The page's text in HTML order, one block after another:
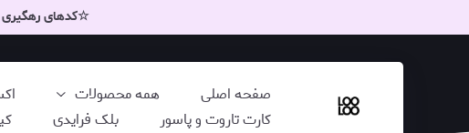
☆کدهای رهگیری
صفحه اصلی همه محصولات
کارت تاروت و پاسور
بلک فرایدی